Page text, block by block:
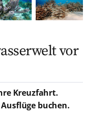
vor
Kreuzfahrt.
buchen.